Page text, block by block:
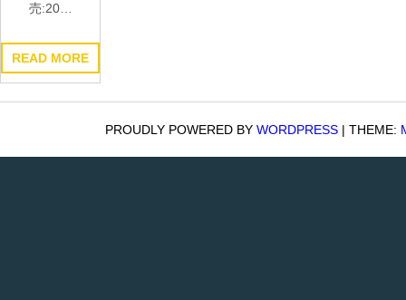
売:20…
READ MORE
PROUDLY POWERED BY WORDPRESS | THEME: